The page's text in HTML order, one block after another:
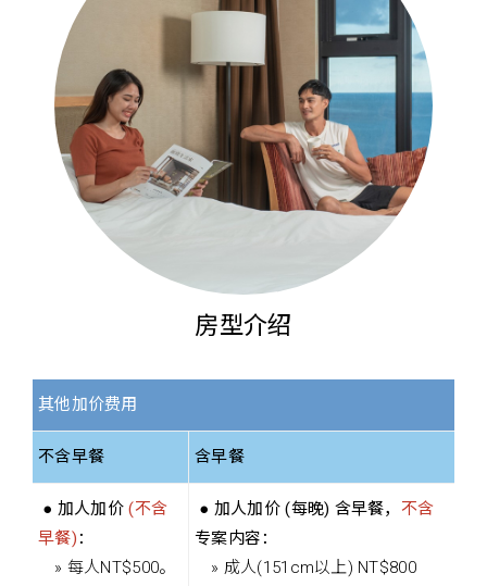
房型介绍
其他加价费用
不含早餐 含早餐
● 加人加价(不含
早餐) ：
» 每人NT$500。
● 加人加价 (每晚) 含早餐， 不含
专案内容：
» 成人(151cm以上) NT$800